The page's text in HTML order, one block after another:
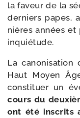
la faveur de la
der­niers papes,
nières années et
inquiétude.
La
Haut Moyen
consti­tuer un
cours du
ont été ins­crits